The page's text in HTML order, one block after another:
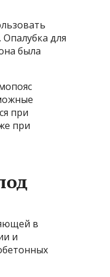
для
была
при
при
в
и